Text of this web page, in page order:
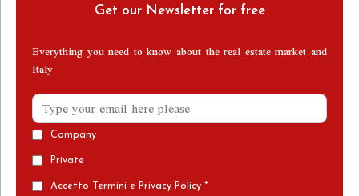
Get our Newsletter for free
Everything you need to know about the real estate market and
Italy
Company
Private
Accetto Termini e Privacy Policy *